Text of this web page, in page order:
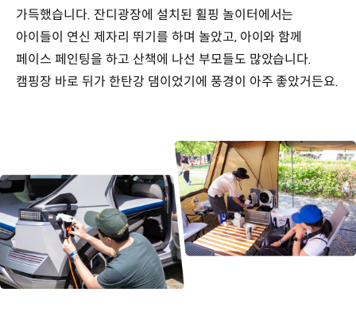
가득했습니다. 잔디광장에 설치된 휠핑 놀이터에서는
아이들이 연신 제자리 뛰기를 하며 놀았고, 아이와 함께
페이스 페인팅을 하고 산책에 나선 부모들도 많았습니다.
캠핑장 바로 뒤가 한탄강 댐이었기에 풍경이 아주 좋았거든요.